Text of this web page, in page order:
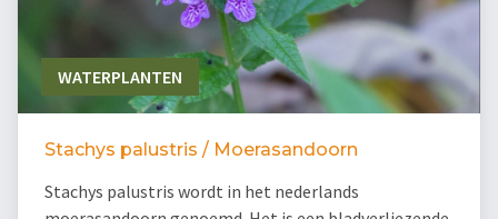
WATERPLANTEN
Stachys palustris / Moerasandoorn
Stachys palustris wordt in het nederlands